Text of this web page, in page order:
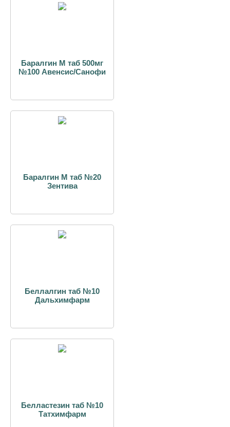
Баралгин М таб 500мг
№100 Авенсис/Санофи
Баралгин М таб №20
Зентива
Беллалгин таб №10
Дальхимфарм
Белластезин таб №10
Татхимфарм